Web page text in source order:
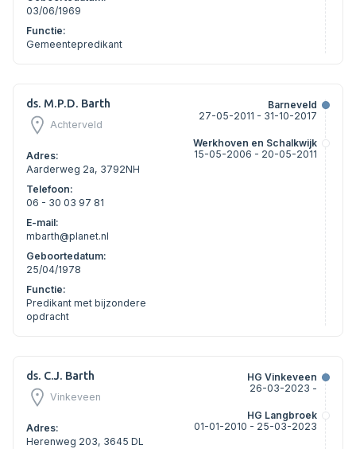
03/06/1969
Functie:
Gemeentepredikant
ds. M.P.D. Barth
Achterveld
Adres:
Aarderweg 2a, 3792NH
Telefoon:
06 - 30 03 97 81
E-mail:
mbarth@planet.nl
Geboortedatum:
25/04/1978
Functie:
Predikant met bijzondere
opdracht
Barneveld
27-05-2011 - 31-10-2017
Werkhoven en Schalkwijk
15-05-2006 - 20-05-2011
ds. C.J. Barth
Vinkeveen
Adres:
Herenweg 203, 3645 DL
HG Vinkeveen
26-03-2023 -
HG Langbroek
01-01-2010 - 25-03-2023